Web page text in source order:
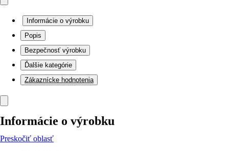
Informácie o výrobku
Popis
Bezpečnosť výrobku
Ďalšie kategórie
Zákaznícke hodnotenia
Informácie o výrobku
Preskočiť oblasť